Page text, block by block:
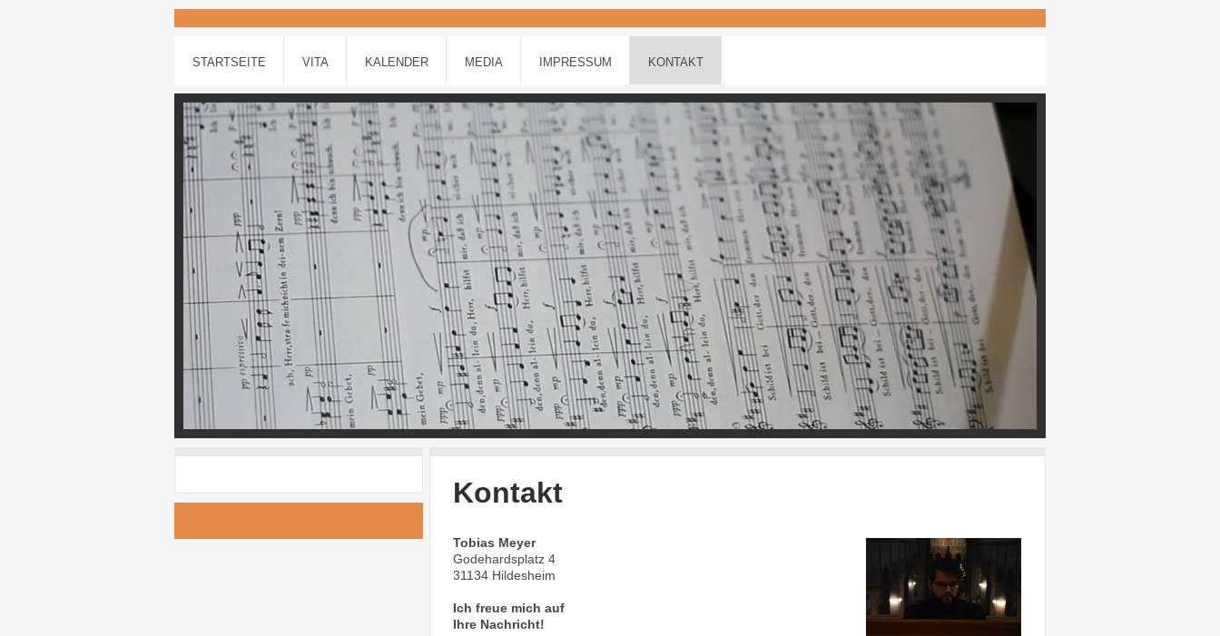
STARTSEITE VITA KALENDER MEDIA IMPRESSUM KONTAKT
Kontakt
Tobias Meyer
Godehardsplatz 4
31134 Hildesheim
Ich freue mich auf
Ihre Nachricht!